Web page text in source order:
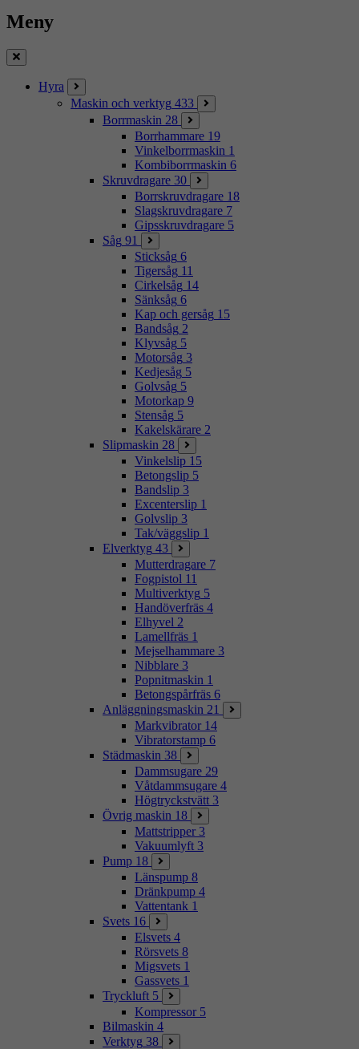
Meny
Stäng
Hyra
Maskin och verktyg 433
Borrmaskin 28
Borrhammare 19
Vinkelborrmaskin 1
Kombiborrmaskin 6
Skruvdragare 30
Borrskruvdragare 18
Slagskruvdragare 7
Gipsskruvdragare 5
Såg 91
Sticksåg 6
Tigersåg 11
Cirkelsåg 14
Sänksåg 6
Kap och gersåg 15
Bandsåg 2
Klyvsåg 5
Motorsåg 3
Kedjesåg 5
Golvsåg 5
Motorkap 9
Stensåg 5
Kakelskärare 2
Slipmaskin 28
Vinkelslip 15
Betongslip 5
Bandslip 3
Excenterslip 1
Golvslip 3
Tak/väggslip 1
Elverktyg 43
Mutterdragare 7
Fogpistol 11
Multiverktyg 5
Handöverfräs 4
Elhyvel 2
Lamellfräs 1
Mejselhammare 3
Nibblare 3
Popnitmaskin 1
Betongspårfräs 6
Anläggningsmaskin 21
Markvibrator 14
Vibratorstamp 6
Städmaskin 38
Dammsugare 29
Våtdammsugare 4
Högtryckstvätt 3
Övrig maskin 18
Mattstripper 3
Vakuumlyft 3
Pump 18
Länspump 8
Dränkpump 4
Vattentank 1
Svets 16
Elsvets 4
Rörsvets 8
Migsvets 1
Gassvets 1
Tryckluft 5
Kompressor 5
Bilmaskin 4
Verktyg 38